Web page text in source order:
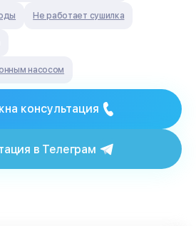
Не работает сушилка
насосом
консультация
в Телеграм